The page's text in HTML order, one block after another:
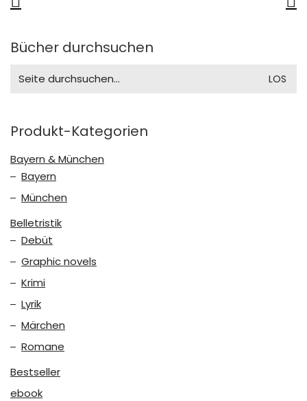
Bücher durchsuchen
for:
Produkt-Kategorien
Bayern & München
Bayern
München
Belletristik
Debüt
Graphic novels
Krimi
Lyrik
Märchen
Romane
Bestseller
ebook